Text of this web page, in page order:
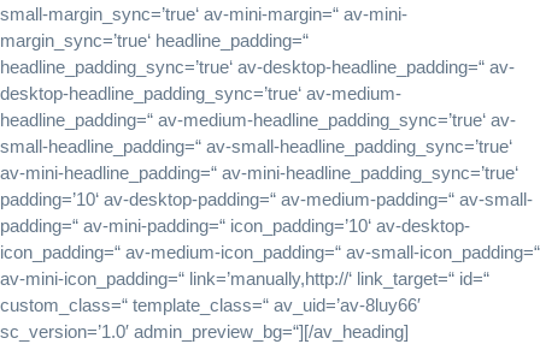
small-margin_sync=’true‘ av-mini-margin=“ av-mini-
margin_sync=’true‘ headline_padding=“
headline_padding_sync=’true‘ av-desktop-headline_padding=“ av-
desktop-headline_padding_sync=’true‘ av-medium-
headline_padding=“ av-medium-headline_padding_sync=’true‘ av-
small-headline_padding=“ av-small-headline_padding_sync=’true‘
av-mini-headline_padding=“ av-mini-headline_padding_sync=’true‘
padding=’10‘ av-desktop-padding=“ av-medium-padding=“ av-small-
padding=“ av-mini-padding=“ icon_padding=’10‘ av-desktop-
icon_padding=“ av-medium-icon_padding=“ av-small-icon_padding=“
av-mini-icon_padding=“ link=’manually,http://‘ link_target=“ id=“
custom_class=“ template_class=“ av_uid=’av-8luy66′
sc_version=’1.0′ admin_preview_bg=“][/av_heading]